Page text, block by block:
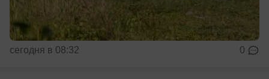
сегодня в 08:32 0